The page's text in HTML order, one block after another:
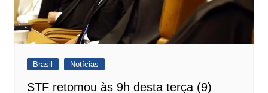
Brasil Notícias
STF retomou às 9h desta terça (9)